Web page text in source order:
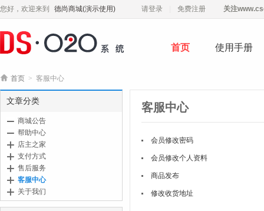
您好，欢迎来到 德尚商城(演示使用) 请登录 免费注册 关注
首页 使用手册
 首页 > 客服中心
文章分类
商城公告
帮助中心
店主之家
支付方式
售后服务
客服中心
关于我们
客服中心
会员修改密码
会员修改个人资料
商品发布
修改收货地址